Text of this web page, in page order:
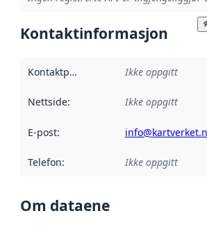
Kontaktinformasjon
Kontaktpunkt Ikke oppgitt
Nettside: Ikke oppgitt
E-post:
Telefon: Ikke oppgitt
Om dataene